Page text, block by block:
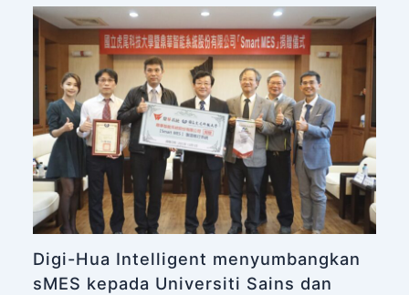
Digi-Hua Intelligent menyumbangkan
sMES kepada Universiti Sains dan